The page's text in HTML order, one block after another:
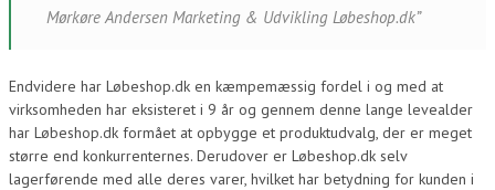
Mørkøre Andersen Marketing & Udvikling Løbeshop.dk”
Endvidere har Løbeshop.dk en kæmpemæssig fordel i og med at
virksomheden har eksisteret i 9 år og gennem denne lange levealder
har Løbeshop.dk formået at opbygge et produktudvalg, der er meget
større end konkurrenternes. Derudover er Løbeshop.dk selv
lagerførende med alle deres varer, hvilket har betydning for kunden i